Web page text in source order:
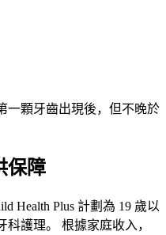
一顆牙齒出現後，但不晚於
保障
Health Plus 計劃為 19 歲以
護理。 根據家庭收入，